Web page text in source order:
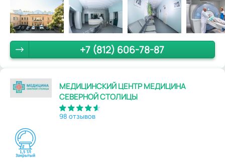
+7 (812) 606-78-87
МЕДИЦИНСКИЙ ЦЕНТР МЕДИЦИНА
СЕВЕРНОЙ СТОЛИЦЫ
98 отзывов